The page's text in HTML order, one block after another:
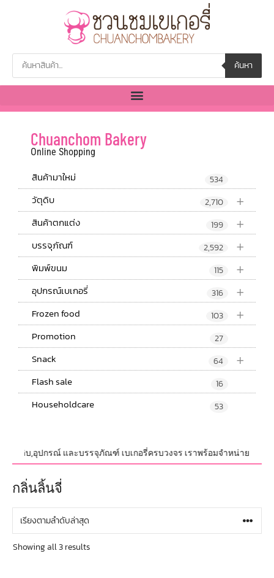
ค้นหา
Chuanchom Bakery
Online Shopping
สินค้ามาใหม่ 534
+
วัตุดิบ 2,710
+
สินค้าตกแต่ง 199
+
บรรจุภัณฑ์ 2,592
+
พิมพ์ขนม 115
+
อุปกรณ์เบเกอรี่ 316
+
Frozen food 103
Promotion 27
+
Snack 64
Flash sale 16
Householdcare 53
ตถุดิบ,อุปกรณ์ และบรรจุภัณฑ์ เบเกอรี่ครบวงจร เราพร้อมจำหน่ายสินค้
กลิ่นลิ้นจี่
Showing all 3 results